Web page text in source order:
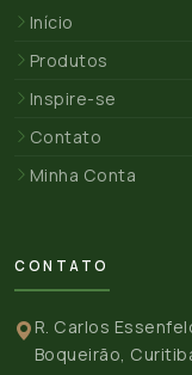
Início
Produtos
Inspire-se
Contato
Minha Conta
CONTATO
R. Carlos
Boqueirão,